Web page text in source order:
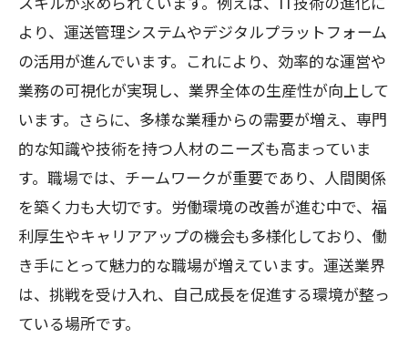
より、運送管理システムやデジタルプラットフォーム
の活用が進んでいます。これにより、効率的な運営や
業務の可視化が実現し、業界全体の生産性が向上して
います。さらに、多様な業種からの需要が増え、専門
的な知識や技術を持つ人材のニーズも高まっていま
す。職場では、チームワークが重要であり、人間関係
を築く力も大切です。労働環境の改善が進む中で、福
利厚生やキャリアアップの機会も多様化しており、働
き手にとって魅力的な職場が増えています。運送業界
は、挑戦を受け入れ、自己成長を促進する環境が整っ
ている場所です。